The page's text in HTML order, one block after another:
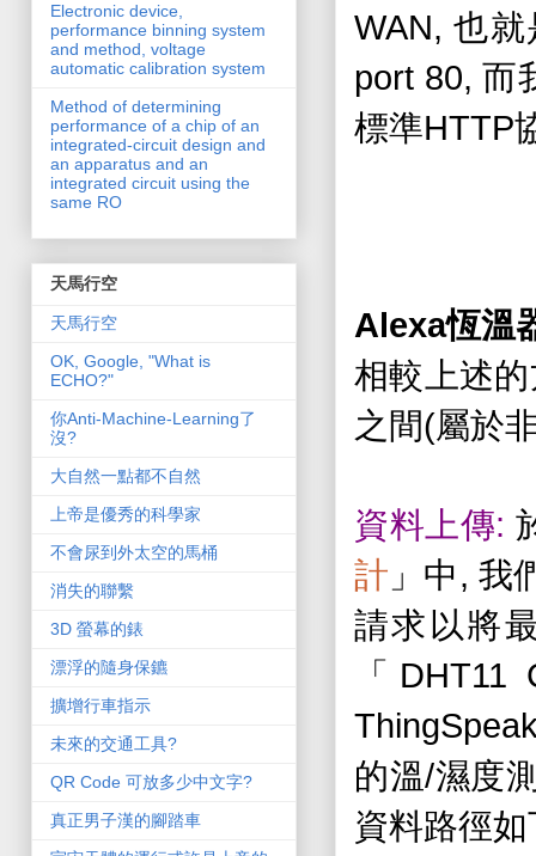
WAN,也就
port 80,而
標準HTTP
Alexa恆溫
相較上述
之間(屬於
資料上傳:
計 」中, 我
請求以將
「 DHT11
的溫/濕度
資料路徑
Electronic device,
performance binning system
and method, voltage
automatic calibration system
Method of determining
performance of a chip of an
integrated-circuit design and
an apparatus and an
integrated circuit using the
same RO
天馬行空
天馬行空
OK, Google, "What is
ECHO?"
你Anti-Machine-Learning了
沒?
大自然一點都不自然
上帝是優秀的科學家
不會尿到外太空的馬桶
消失的聯繫
3D 螢幕的錶
漂浮的隨身保鑣
擴增行車指示
未來的交通工具?
QR Code 可放多少中文字?
真正男子漢的腳踏車